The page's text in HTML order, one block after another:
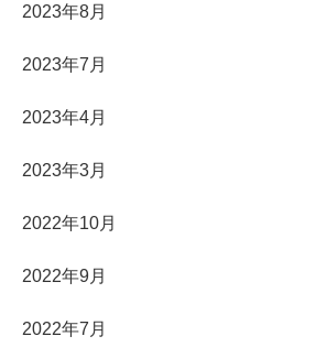
2023年8月
2023年7月
2023年4月
2023年3月
2022年10月
2022年9月
2022年7月